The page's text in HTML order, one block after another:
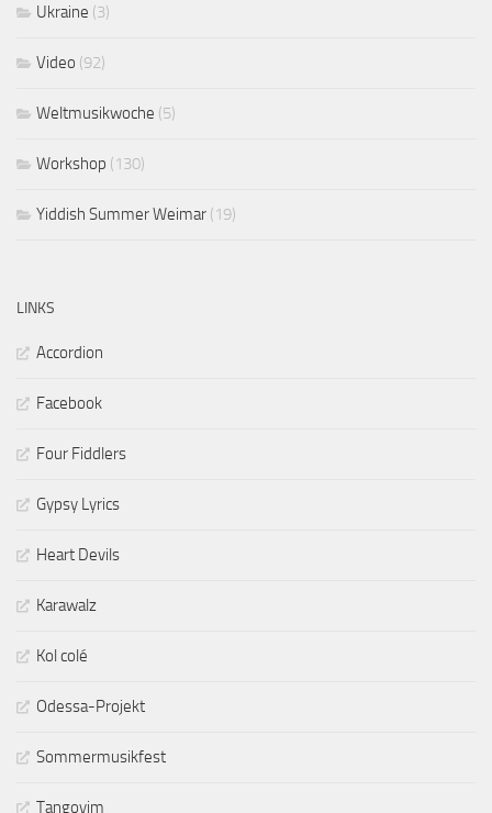
Ukraine (3)
Video (92)
Weltmusikwoche (5)
Workshop (130)
Yiddish Summer Weimar (19)
LINKS
Accordion
Facebook
Four Fiddlers
Gypsy Lyrics
Heart Devils
Karawalz
Kol colé
Odessa-Projekt
Sommermusikfest
Tangoyim